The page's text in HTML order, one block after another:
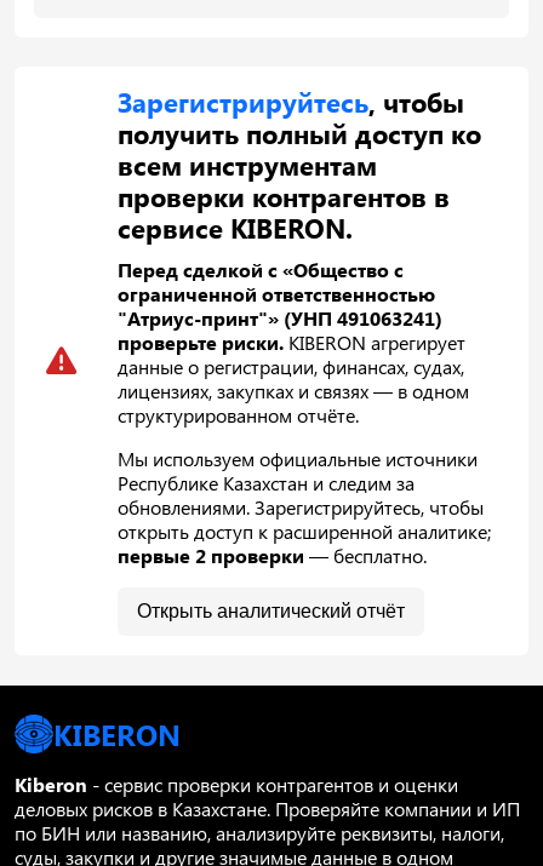
Зарегистрируйтесь, чтобы
получить полный доступ ко
всем инструментам
проверки контрагентов в
сервисе KIBERON.
Перед сделкой с «Общество с
ограниченной ответственностью
"Атриус-принт"» (УНП 491063241)
проверьте риски. KIBERON агрегирует
данные о регистрации, финансах, судах,
лицензиях, закупках и связях — в одном
структурированном отчёте.
Мы используем официальные источники
Республике Казахстан и следим за
обновлениями. Зарегистрируйтесь, чтобы
открыть доступ к расширенной аналитике;
первые 2 проверки — бесплатно.
Открыть аналитический отчёт
KIBERON
Kiberon - сервис проверки контрагентов и оценки
деловых рисков в Казахстане. Проверяйте компании и ИП
по БИН или названию, анализируйте реквизиты, налоги,
суды, закупки и другие значимые данные в одном